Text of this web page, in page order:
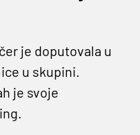
je doputovala u
u skupini.
je svoje